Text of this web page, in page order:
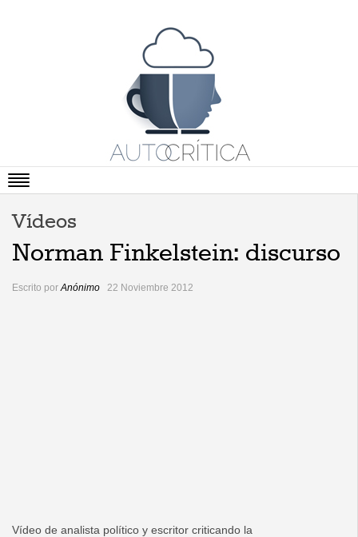
Cartas Abiertas
Vídeos
Norman Finkelstein: discurso
Escrito porAnónimo 22 Noviembre 2012
Vídeo de analista político y escritor criticando la